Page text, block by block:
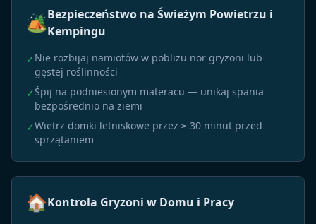
🏕️Bezpieczeństwo na Świeżym Powietrzu i
Kempingu
✓ Nie rozbijaj namiotów w pobliżu nor gryzoni lub
gęstej roślinności
✓ Śpij na podniesionym materacu — unikaj spania
bezpośrednio na ziemi
✓Wietrz domki letniskowe przez ≥ 30 minut przed
sprzątaniem
🏠Kontrola Gryzoni w Domu i Pracy